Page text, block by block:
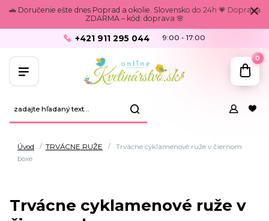
🚗 Doručenie ešte dnes Poprad a okolie. Slovensko do 24h 💗 Doprava
ZDARMA – kód: doprava 🌸
+421 911 295 044 9:00 - 17:00
0
Úvod TRVÁCNE RUŽE
Trvácne cyklamenové ruže v čiernom
boxe
Trvácne cyklamenové ruže v